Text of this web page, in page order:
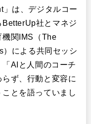
は、デジタルコー
社とマネジ
機関IMS（The
による共同セッシ
AIと人間のコーチ
ず、行動と変容に
とを語っていまし